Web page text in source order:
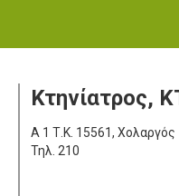
Κτηνίατρος,
Α 1 Τ.Κ. 15561, Χολαργός
Τηλ. 210